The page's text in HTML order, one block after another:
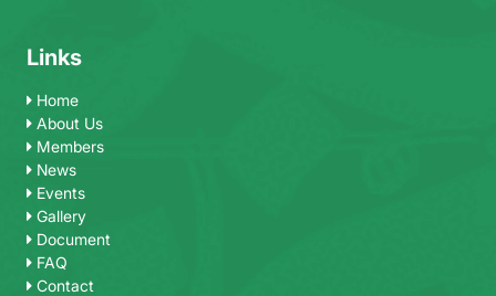
Links
Home
About Us
Members
News
Events
Gallery
Document
FAQ
Contact